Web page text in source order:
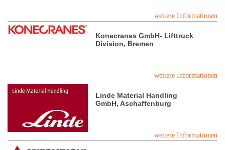
weitere Informationen
Konecranes GmbH- Lifttruck
Division, Bremen
weitere Informationen
Linde Material Handling
GmbH, Aschaffenburg
weitere Informationen